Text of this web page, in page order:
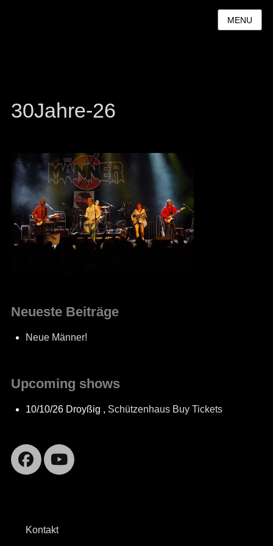
MENU
30Jahre-26
Neueste Beiträge
Neue Männer!
Upcoming shows
10/10/26 Droyßig , Schützenhaus Buy Tickets
Facebook
YouTube
Kontakt